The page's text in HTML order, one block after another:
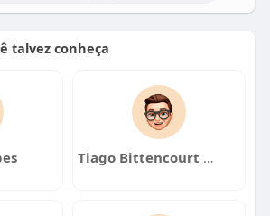
talvez conheça
Tiago Bittencourt de Mendonça